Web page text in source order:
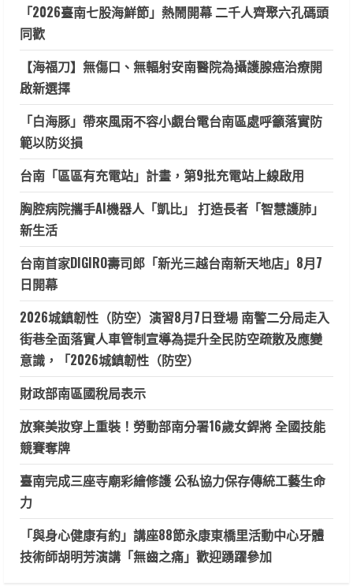
「2026臺南七股海鮮節」熱鬧開幕 二千人齊聚六孔碼頭
同歡
【海福刀】無傷口、無輻射安南醫院為攝護腺癌治療開
啟新選擇
「白海豚」帶來風雨不容小覷台電台南區處呼籲落實防
範以防災損
台南「區區有充電站」計畫，第9批充電站上線啟用
胸腔病院攜手AI機器人「凱比」 打造長者「智慧護肺」
新生活
台南首家DIGIRO壽司郎「新光三越台南新天地店」8月7
日開幕
2026城鎮韌性（防空）演習8月7日登場 南警二分局走入
街巷全面落實人車管制宣導為提升全民防空疏散及應變
意識，「2026城鎮韌性（防空）
財政部南區國稅局表示
放棄美妝穿上重裝！勞動部南分署16歲女銲將 全國技能
競賽奪牌
臺南完成三座寺廟彩繪修護 公私協力保存傳統工藝生命
力
「與身心健康有約」講座88節永康東橋里活動中心牙體
技術師胡明芳演講「無齒之痛」歡迎踴躍參加